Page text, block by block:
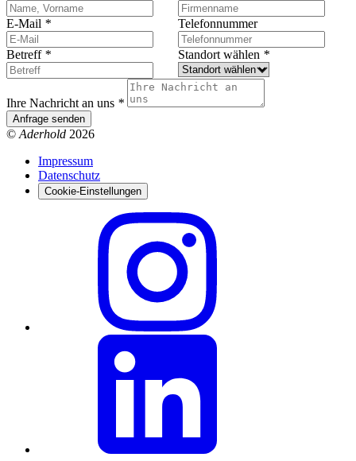
E-Mail * Telefonnummer
Betreff * Standort wählen *
Ihre Nachricht an uns *
Anfrage senden
© Aderhold 2026
Impressum
Datenschutz
Cookie-Einstellungen